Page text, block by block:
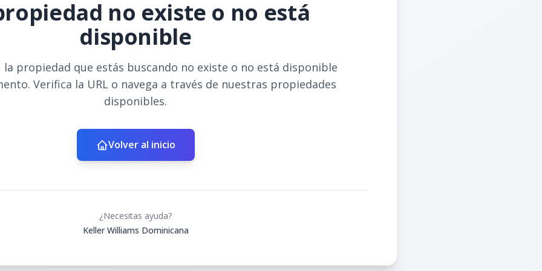
no existe o no está
disponible
propiedad que estás buscando no existe o no está disponible
Verifica la URL o navega a través de nuestras propiedades
disponibles.
Volver al inicio
¿Necesitas ayuda?
Keller Williams Dominicana